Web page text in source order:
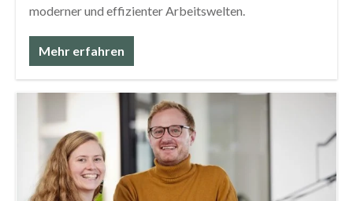
moderner und effizienter Arbeitswelten.
Mehr erfahren